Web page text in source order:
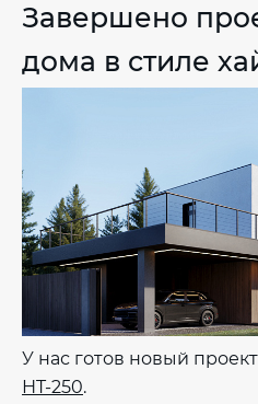
Завершено
дома в стиле
У нас готов новый
НT-250.